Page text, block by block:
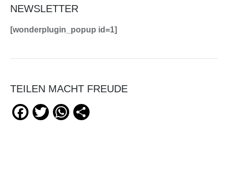
NEWSLETTER
[wonderplugin_popup id=1]
TEILEN MACHT FREUDE
Facebook
Twitter WhatsApp